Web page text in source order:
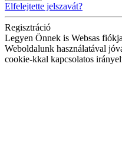
Elfelejtette jelszavát?
Regisztráció
Legyen Önnek is Websas
Weboldalunk használatával
cookie-kkal kapcsolatos